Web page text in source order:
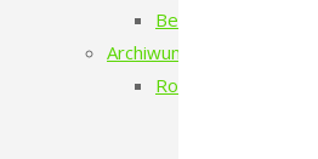
Berjozkele –
Archiwum 2016-2020
Rok 2020
Aleja